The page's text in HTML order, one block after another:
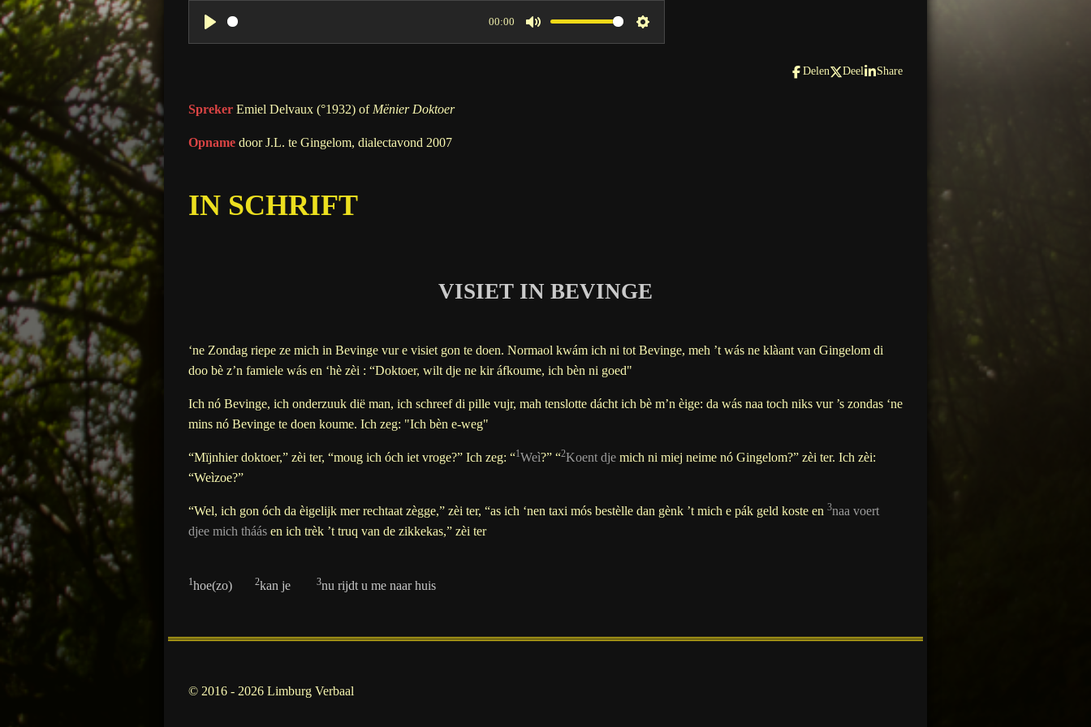
P
y
00:00
M
S
Delen Deel Share
Spreker Emiel Delvaux (°1932) of Mënier Doktoer
Opname door J.L. te Gingelom, dialectavond 2007
IN SCHRIFT
VISIET IN BEVINGE
‘ne Zondag riepe ze mich in Bevinge vur e visiet gon te doen. Normaol kwám ich ni tot Bevinge, meh ’t wás ne klàant van Gingelom di
doo bè z’n famiele wás en ‘hè zèi : “Doktoer, wilt dje ne kir áfkoume, ich bèn ni goed"
Ich nó Bevinge, ich onderzuuk dië man, ich schreef di pille vujr, mah tenslotte dácht ich bè m’n èige: da wás naa toch niks vur ’s zondas ‘ne
mins nó Bevinge te doen koume. Ich zeg: "Ich bèn e-weg"
“Mïjnhier doktoer,” zèi ter, “moug ich óch iet vroge?” Ich zeg: “1Weì?” “2Koent dje mich ni miej neime nó Gingelom?” zèi ter. Ich zèi:
“Weìzoe?”
“Wel, ich gon óch da èigelijk mer rechtaat zègge,” zèi ter, “as ich ‘nen taxi mós bestèlle dan gènk ’t mich e pák geld koste en 3naa voert
djee mich tháás en ich trèk ’t truq van de zikkekas,” zèi ter
1hoe(zo) 2kan je 3nu rijdt u me naar huis
© 2016 - 2026 Limburg Verbaal